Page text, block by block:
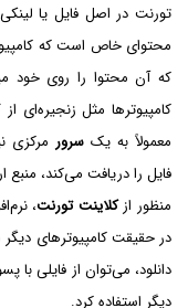
تورنت در اصل فایل یا
محتوای خاص است که
که آن محتوا را روی خود
کامپیوترها مثل زنجیره‌ای
معمولاً به یک سرور مرکزی
فایل را دریافت می‌کند،
منظور ازکلاینت تورنت،
در حقیقت کامپیوترهای
دیگر استفاده کرد.